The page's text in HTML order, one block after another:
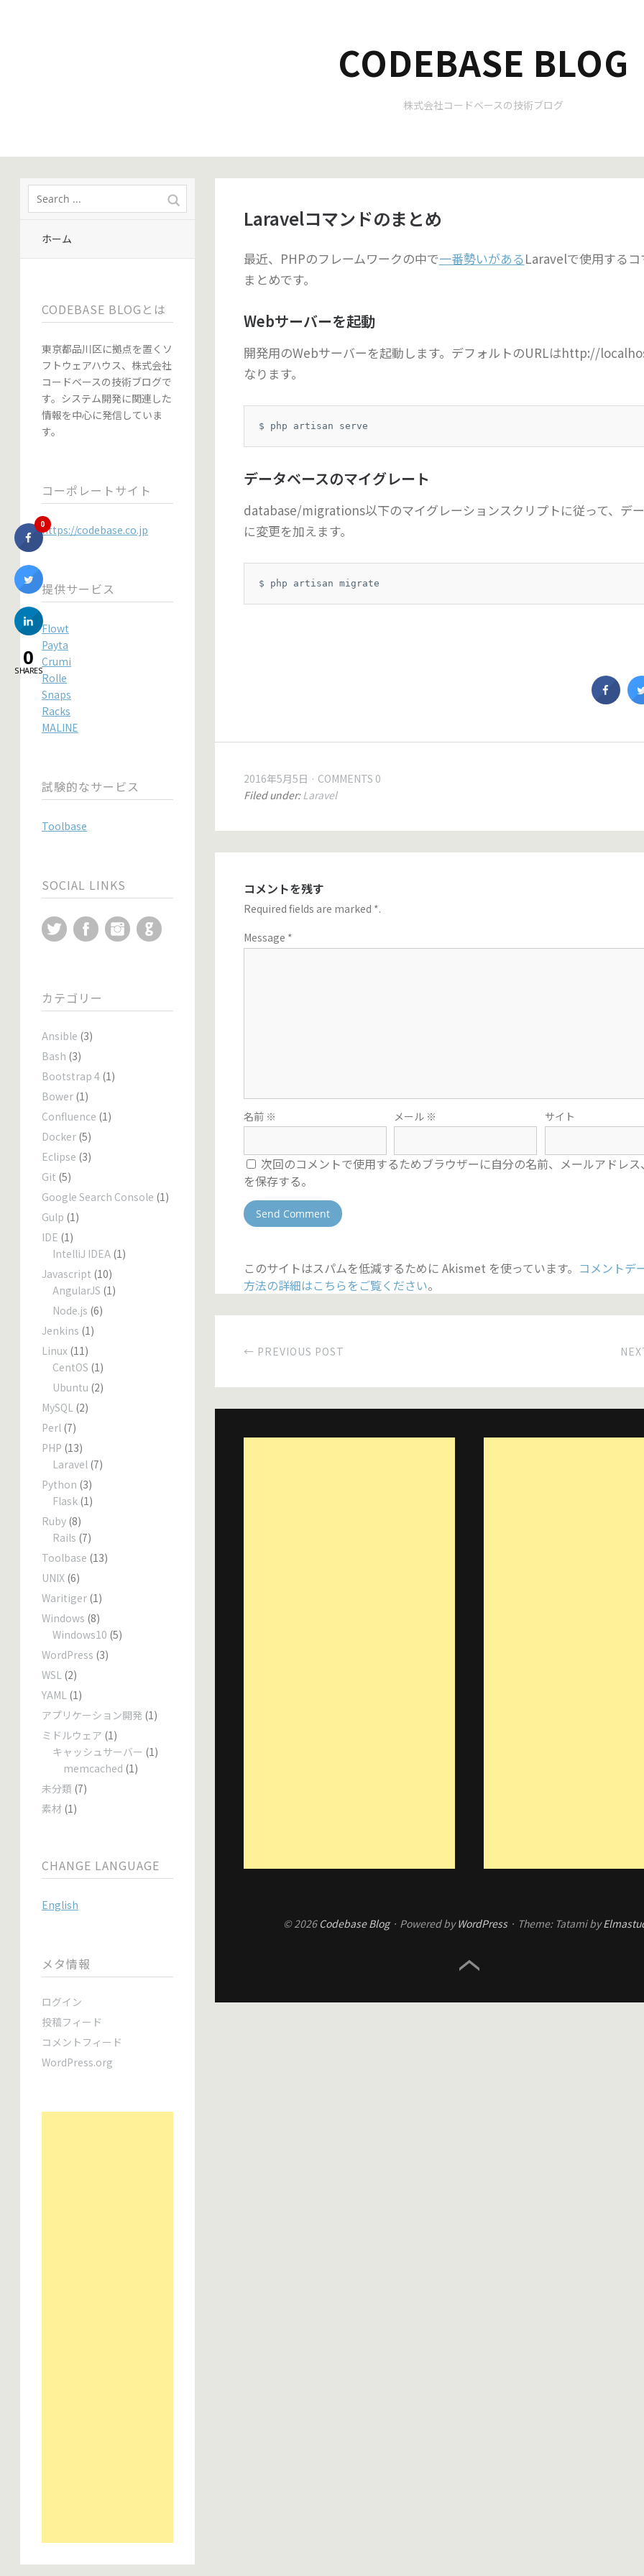
CODEBASE BLOG
株式会社コードベースの技術ブログ
ホーム
CODEBASE BLOGとは
東京都品川区に拠点を置くソ
フトウェアハウス、株式会社
コードベースの技術ブログで
す。システム開発に関連した
情報を中心に発信していま
す。
コーポレートサイト
https://codebase.co.jp
提供サービス
Flowt
Payta
Crumi
Rolle
Snaps
Racks
MALINE
試験的なサービス
Toolbase
SOCIAL LINKS
Twitter FacebookInstagram
カテゴリー
Ansible (3)
Bash (3)
Bootstrap 4 (1)
Bower (1)
Confluence (1)
Docker (5)
Eclipse (3)
Git (5)
Google Search Console (1)
Gulp (1)
IDE (1)
IntelliJ IDEA (1)
Javascript (10)
AngularJS (1)
Node.js (6)
Jenkins (1)
Linux (11)
CentOS (1)
Ubuntu (2)
MySQL (2)
Perl (7)
PHP (13)
Laravel (7)
Python (3)
Flask (1)
Ruby (8)
Rails (7)
Toolbase (13)
UNIX (6)
Waritiger (1)
Windows (8)
Windows10 (5)
WordPress (3)
WSL (2)
YAML (1)
アプリケーション開発 (1)
ミドルウェア (1)
キャッシュサーバー (1)
memcached (1)
未分類 (7)
素材 (1)
CHANGE LANGUAGE
English
メタ情報
ログイン
投稿フィード
コメントフィード
WordPress.org
Laravelコマンドのまとめ
最近、PHPのフレームワークの中で一番勢いがあるLaravelで使用する
まとめです。
Webサーバーを起動
開発用のWebサーバーを起動します。デフォルトのURLはhttp://
なります。
$ php artisan serve
データベースのマイグレート
database/migrations以下のマイグレーションスクリプトに従って、デ
に変更を加えます。
$ php artisan migrate
2016年5月5日
COMMENTS 0
Filed under:Laravel
コメントを残す
Required fields are marked *.
Message *
名前 ※ メール ※ サイト
次回のコメントで使用するためブラウザーに自分の名前、メールアドレ
を保存する。
このサイトはスパムを低減するために Akismet を使っています。 コメントデ
方法の詳細はこちらをご覧ください。
← PREVIOUS POST
© 2026 Codebase Blog Powered byWordPress Theme: Tatami by
0
0
SHARES